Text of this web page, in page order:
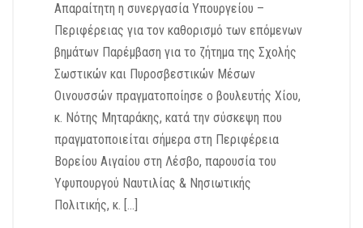
Απαραίτητη η συνεργασία Υπουργείου –
Περιφέρειας για τον καθορισμό των επόμενων
βημάτων Παρέμβαση για το ζήτημα της Σχολής
Σωστικών και Πυροσβεστικών Μέσων
Οινουσσών πραγματοποίησε ο βουλευτής Χίου,
κ. Νότης Μηταράκης, κατά την σύσκεψη που
πραγματοποιείται σήμερα στη Περιφέρεια
Βορείου Αιγαίου στη Λέσβο, παρουσία του
Υφυπουργού Ναυτιλίας & Νησιωτικής
Πολιτικής, κ. […]